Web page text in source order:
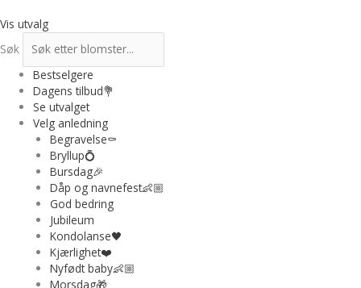
rett
innholdet
Vis utvalg
Søk
Bestselgere
Dagens tilbud💐
Se utvalget
Velg anledning
Begravelse⚰️
Bryllup💍
Bursdag🎉
Dåp og navnefest👶🏼
God bedring
Jubileum
Kondolanse🖤
Kjærlighet❤️
Nyfødt baby👶🏼
Morsdag🎁